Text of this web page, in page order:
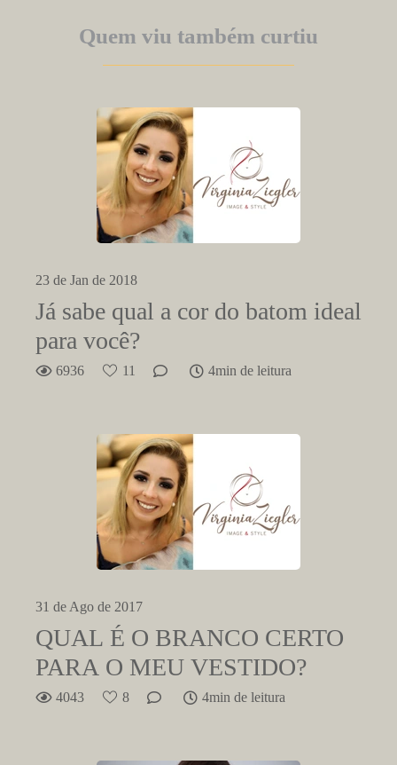
Quem viu também curtiu
23 de Jan de 2018
Já sabe qual a cor do batom ideal
para você?
6936 11 4min de leitura
31 de Ago de 2017
QUAL É O BRANCO CERTO
PARA O MEU VESTIDO?
4043 8 4min de leitura